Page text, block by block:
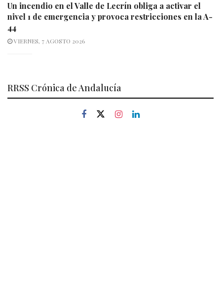
Un incendio en el Valle de Lecrín obliga a activar el
nivel 1 de emergencia y provoca restricciones en la A-
44
VIERNES, 7 AGOSTO 2026
RRSS Crónica de Andalucía